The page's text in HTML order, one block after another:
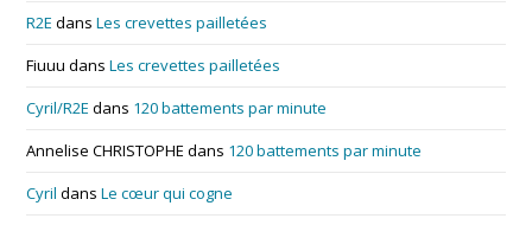
R2E dansLes crevettes pailletées
Fiuuu dansLes crevettes pailletées
Cyril/R2E dans 120 battements par minute
Annelise CHRISTOPHE dans 120 battements par minute
Cyril dansLe cœur qui cogne